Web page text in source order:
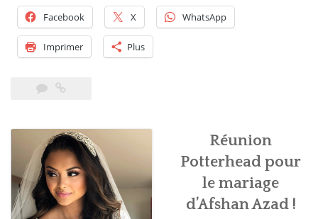
enceinte
de
son
premier
Facebook X WhatsApp
Imprimer Plus
Réunion
Potterhead pour
le mariage
d’Afshan Azad !